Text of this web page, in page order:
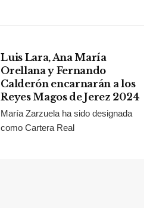
Luis Lara, Ana María
Orellana y Fernando
Calderón encarnarán a los
Reyes Magos de Jerez 2024
María Zarzuela ha sido designada
como Cartera Real